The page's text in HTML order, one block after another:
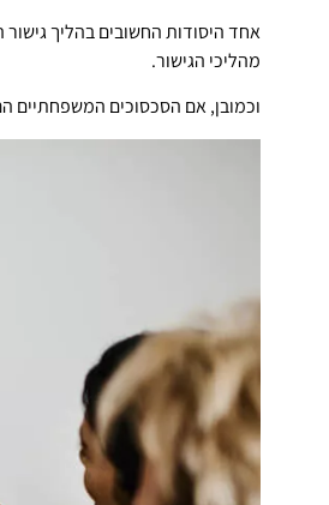
אחד היסודות החשובים בהליך
מהליכי הגישור.
וכמובן, אם הסכסוכים המשפחתיים